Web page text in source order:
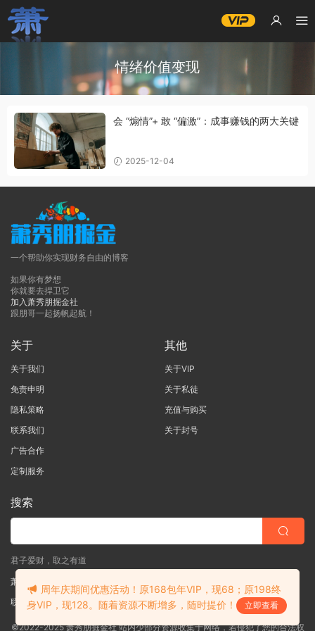
情绪价值变现
会 “煽情”+ 敢 “偏激”：成事赚钱的两大关键
2025-12-04
一个帮助你实现财务自由的博客
如果你有梦想
你就要去捍卫它
加入萧秀朋掘金社
跟朋哥一起扬帆起航！
关于
关于我们
免责申明
隐私策略
联系我们
广告合作
定制服务
其他
关于VIP
关于私徒
充值与购买
关于封号
搜索
君子爱财，取之有道
萧秀朋掘金社
联系客服(说明需求，勿问在否)
©2022-2025 萧秀朋掘金社 站内少部分资源收集于网络，若侵犯了您的合法权
周年庆期间优惠活动！原168包年VIP，现68；原198终
身VIP，现128。随着资源不断增多，随时提价！
立即查看